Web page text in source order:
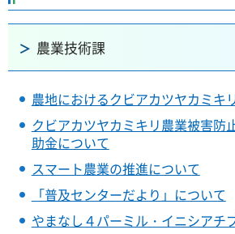
農業技術課
農地におけるクビアカツヤカミキ
クビアカツヤカミキリ農業被害防
助金について
スマート農業の推進について
「普及センターだより」について
やまなし４パーミル・イニシアチ